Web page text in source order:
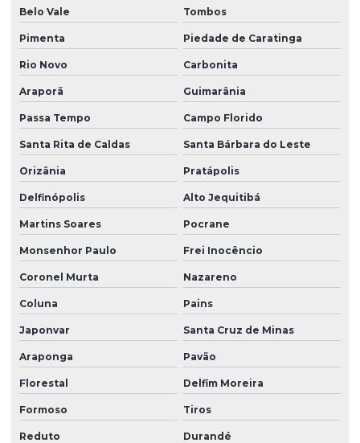
Belo Vale Tombos
Pimenta Piedade de Caratinga
Rio Novo Carbonita
Araporã Guimarânia
Passa Tempo Campo Florido
Santa Rita de Caldas Santa Bárbara do Leste
Orizânia Pratápolis
Delfinópolis Alto Jequitibá
Martins Soares Pocrane
Monsenhor Paulo Frei Inocêncio
Coronel Murta Nazareno
Coluna Pains
Japonvar Santa Cruz de Minas
Araponga Pavão
Florestal Delfim Moreira
Formoso Tiros
Reduto Durandé